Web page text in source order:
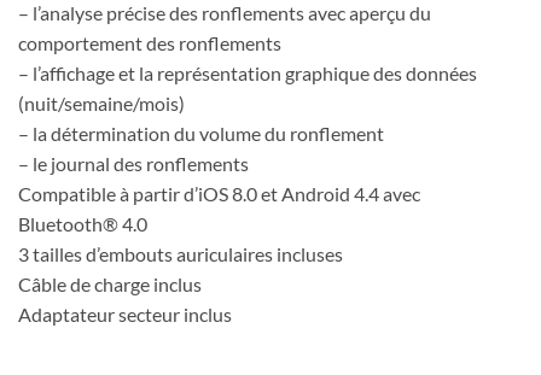
– l’analyse précise des ronflements avec aperçu du
comportement des ronflements
– l’affichage et la représentation graphique des données
(nuit/semaine/mois)
– la détermination du volume du ronflement
– le journal des ronflements
Compatible à partir d’iOS 8.0 et Android 4.4 avec
Bluetooth® 4.0
3 tailles d’embouts auriculaires incluses
Câble de charge inclus
Adaptateur secteur inclus